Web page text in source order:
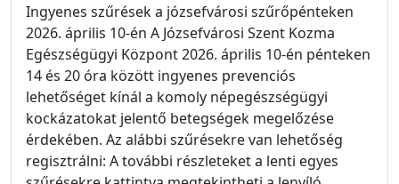
Ingyenes szűrések a józsefvárosi szűrőpénteken
2026. április 10-én A Józsefvárosi Szent Kozma
Egészségügyi Központ 2026. április 10-én pénteken
14 és 20 óra között ingyenes prevenciós
lehetőséget kínál a komoly népegészségügyi
kockázatokat jelentő betegségek megelőzése
érdekében. Az alábbi szűrésekre van lehetőség
regisztrálni: A további részleteket a lenti egyes